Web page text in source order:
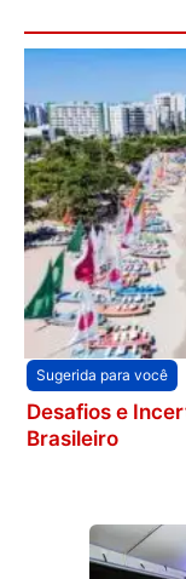
Sugerida para você
Desafios e
Brasileiro